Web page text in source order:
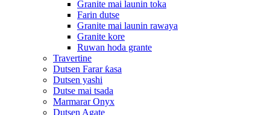
Granite mai launin toka
Farin dutse
Granite mai launin rawaya
Granite kore
Ruwan hoda grante
Travertine
Dutsen Farar ƙasa
Dutsen yashi
Dutse mai tsada
Marmarar Onyx
Dutsen Agate